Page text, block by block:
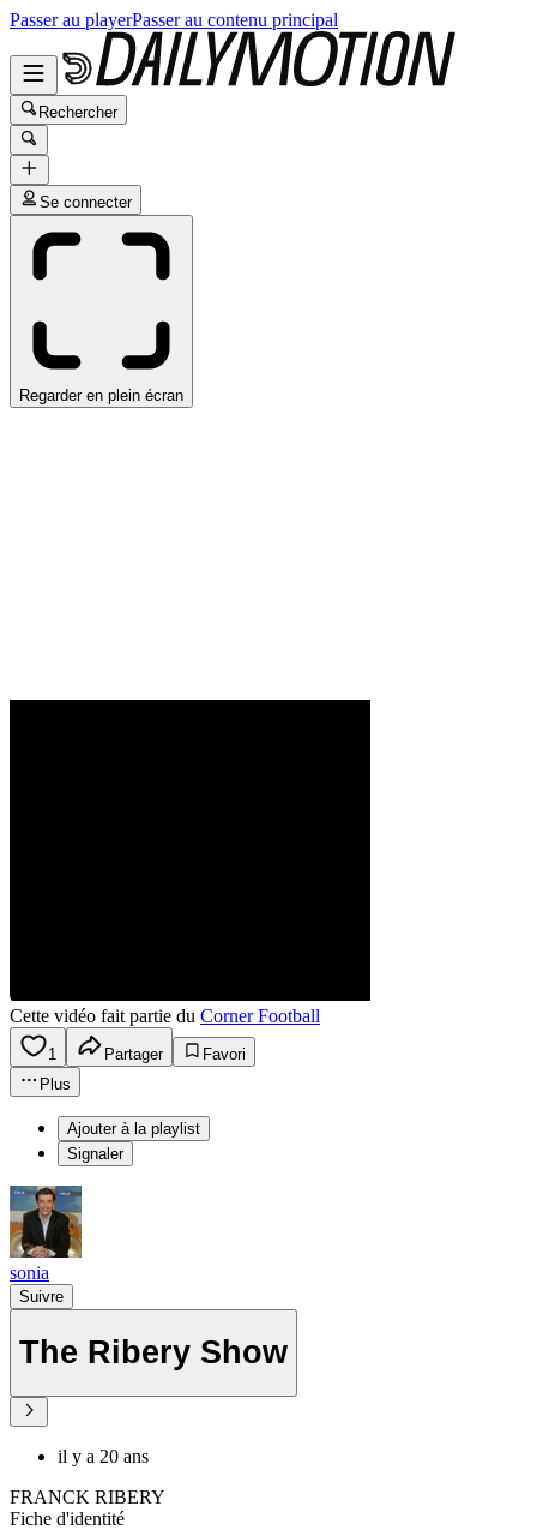
Passer au playerPasser au contenu principal
Rechercher
Se connecter
Regarder en plein écran
Cette vidéo fait partie du Corner Football
1 Partager
Favori
Plus
Ajouter à la playlist
Signaler
sonia
Suivre
The Ribery Show
il y a 20 ans
FRANCK RIBERY
Fiche d'identité